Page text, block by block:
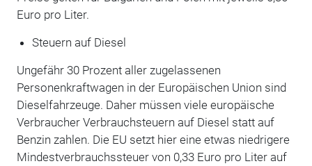
Euro pro Liter.
Steuern auf Diesel
Ungefähr 30 Prozent aller zugelassenen
Personenkraftwagen in der Europäischen Union sind
Dieselfahrzeuge. Daher müssen viele europäische
Verbraucher Verbrauchsteuern auf Diesel statt auf
Benzin zahlen. Die EU setzt hier eine etwas niedrigere
Mindestverbrauchssteuer von 0,33 Euro pro Liter auf